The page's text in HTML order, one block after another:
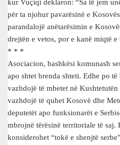
kur Vuçiqi deklaron: “Sa të jem
për ta njohur pavarësinë e
parandalojë anëtarësimin e
drejtën e vetos, por e kanë miqtë e
* * *
Asociacion, bashkësi komunash
apo shtet brenda shteti. Edhe po
vazhdojë të mbetet në Kushtetutën
vazhdojë të quhet Kosovë dhe
deputetët apo funksionarët e
mbrojnë tërësinë territoriale të saj.
konsiderohet “tokë e shenjtë